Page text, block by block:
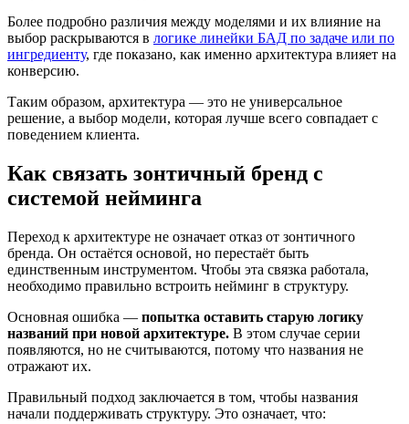
Более подробно различия между моделями и их влияние на
выбор раскрываются в логике линейки БАД по задаче или по
ингредиенту, где показано, как именно архитектура влияет на
конверсию.
Таким образом, архитектура — это не универсальное
решение, а выбор модели, которая лучше всего совпадает с
поведением клиента.
Как связать зонтичный бренд с
системой нейминга
Переход к архитектуре не означает отказ от зонтичного
бренда. Он остаётся основой, но перестаёт быть
единственным инструментом. Чтобы эта связка работала,
необходимо правильно встроить нейминг в структуру.
Основная ошибка — попытка оставить старую логику
названий при новой архитектуре. В этом случае серии
появляются, но не считываются, потому что названия не
отражают их.
Правильный подход заключается в том, чтобы названия
начали поддерживать структуру. Это означает, что: